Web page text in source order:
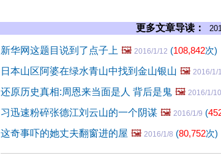
更多文章导读：
新华网这题目说到了点子上 🖼️ 2016/1/12 (108,842次)
日本山区阿婆在绿水青山中找到金山银山 🖼️ 2016/1/
还原历史真相:周恩来当面是人 背后是鬼 🖼️ 2016/1/10
习迅速粉碎张德江刘云山的一个阴谋 🖼️ 2016/1/9 (
这奇事吓的她丈夫翻窗进的屋 🖼️ 2016/1/8 (80,752次)